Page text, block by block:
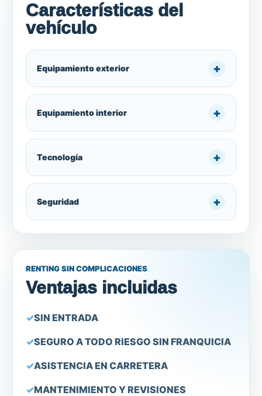
Características del
vehículo
Equipamiento exterior
Equipamiento interior
Tecnología
Seguridad
RENTING SIN COMPLICACIONES
Ventajas incluidas
SIN ENTRADA
SEGURO A TODO RIESGO SIN FRANQUICIA
ASISTENCIA EN CARRETERA
MANTENIMIENTO Y REVISIONES